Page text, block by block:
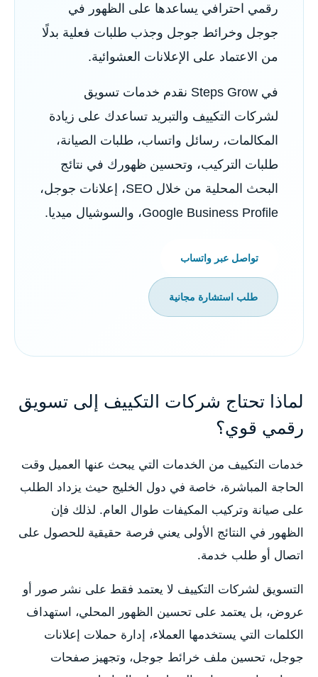
رقمي احترافي يساعدها على الظهور في
جوجل وخرائط جوجل وجذب طلبات فعلية بدلًا
من الاعتماد على الإعلانات العشوائية.
في Steps Grow نقدم خدمات تسويق
لشركات التكييف والتبريد تساعدك على زيادة
المكالمات، رسائل واتساب، طلبات الصيانة،
طلبات التركيب، وتحسين ظهورك في نتائج
البحث المحلية من خلال SEO، إعلانات جوجل،
Google Business Profile، والسوشيال ميديا.
تواصل عبر واتساب
طلب استشارة مجانية
لماذا تحتاج شركات التكييف إلى تسويق
رقمي قوي؟
خدمات التكييف من الخدمات التي يبحث عنها العميل وقت
الحاجة المباشرة، خاصة في دول الخليج حيث يزداد الطلب
على صيانة وتركيب المكيفات طوال العام. لذلك فإن
الظهور في النتائج الأولى يعني فرصة حقيقية للحصول على
اتصال أو طلب خدمة.
التسويق لشركات التكييف لا يعتمد فقط على نشر صور أو
عروض، بل يعتمد على تحسين الظهور المحلي، استهداف
الكلمات التي يستخدمها العملاء، إدارة حملات إعلانات
جوجل، تحسين ملف خرائط جوجل، وتجهيز صفحات